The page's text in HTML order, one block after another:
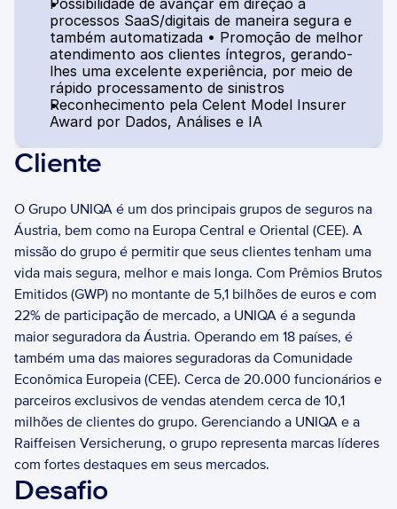
Possibilidade de avançar em direção a
processos SaaS/digitais de maneira segura e
também automatizada • Promoção de melhor
atendimento aos clientes íntegros, gerando-
lhes uma excelente experiência, por meio de
rápido processamento de sinistros
Reconhecimento pela Celent Model Insurer
Award por Dados, Análises e IA
Cliente
O Grupo UNIQA é um dos principais grupos de seguros na
Áustria, bem como na Europa Central e Oriental (CEE). A
missão do grupo é permitir que seus clientes tenham uma
vida mais segura, melhor e mais longa. Com Prêmios Brutos
Emitidos (GWP) no montante de 5,1 bilhões de euros e com
22% de participação de mercado, a UNIQA é a segunda
maior seguradora da Áustria. Operando em 18 países, é
também uma das maiores seguradoras da Comunidade
Econômica Europeia (CEE). Cerca de 20.000 funcionários e
parceiros exclusivos de vendas atendem cerca de 10,1
milhões de clientes do grupo. Gerenciando a UNIQA e a
Raiffeisen Versicherung, o grupo representa marcas líderes
com fortes destaques em seus mercados.
Desafio